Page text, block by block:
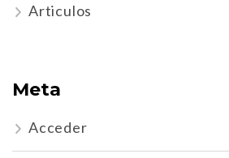
Articulos
Meta
Acceder